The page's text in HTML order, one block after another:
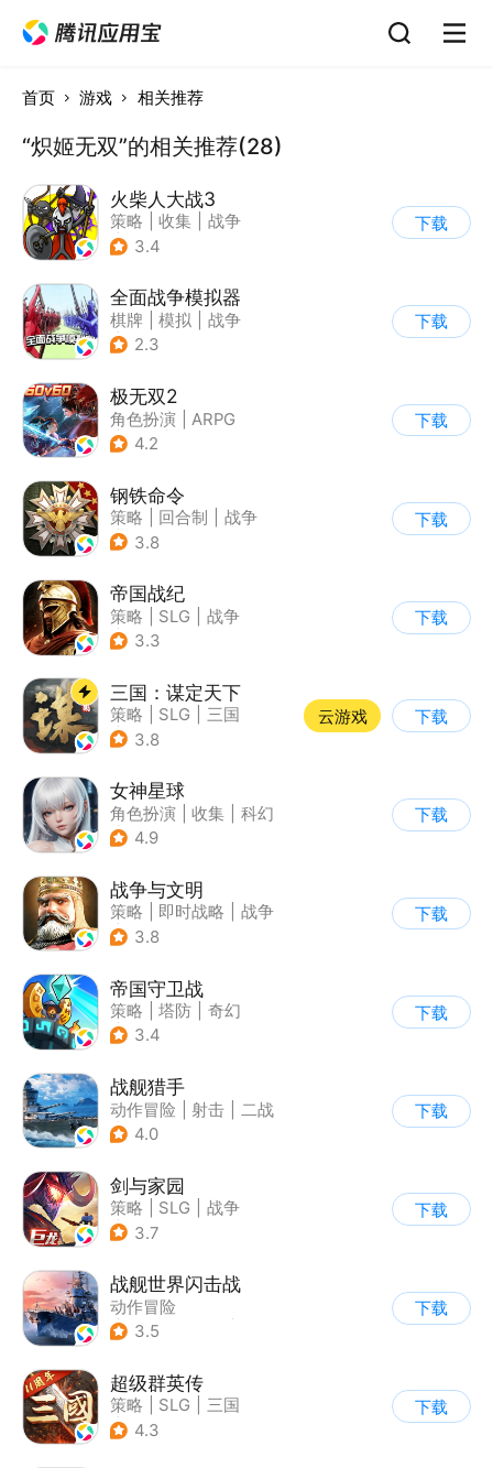
首页 游戏 相关推荐
“炽姬无双”的相关推荐(28)
火柴人大战3
策略 收集
战争
| 火柴人
3.4
下载
全面战争模拟器
棋牌 模拟
战争
| 像素风
2.3
下载
极无双2
角色扮演
ARPG
| 三国
4.2
下载
钢铁命令
策略 回合制
战争
| 欧美风
3.8
下载
帝国战纪
策略 SLG
战争
| 写实
3.3
下载
三国：谋定天下
策略 SLG
三国
| 中国风
3.8
云游戏 下载
女神星球
角色扮演 收集
科幻
| 捏脸
4.9
下载
战争与文明
策略 即时战略
战争
| 欧美风
3.8
下载
帝国守卫战
策略 塔防
奇幻
| 卡通
3.4
下载
战舰猎手
动作冒险 射击
二战
| 战术竞技
4.0
下载
剑与家园
策略 SLG
战争
| 欧美风
3.7
下载
战舰世界闪击战
动作冒险
| 第三人称射击
3.5
下载
超级群英传
策略 SLG
三国
| 中国风
4.3
下载